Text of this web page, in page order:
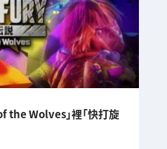
the Wolves」裡「快打旋